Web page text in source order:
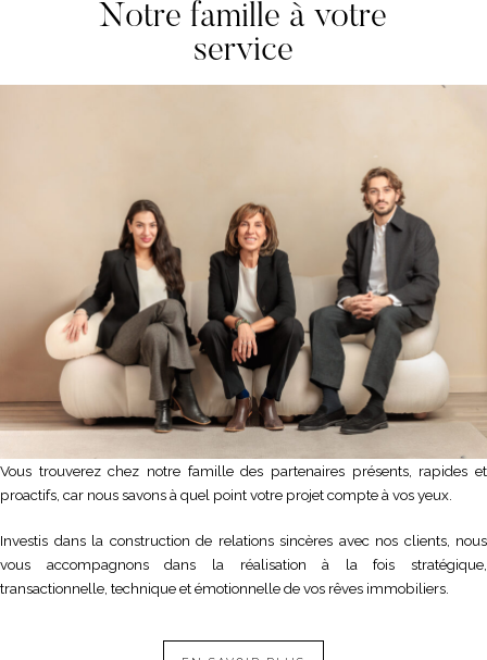
Notre famille à votre
service
Vous trouverez chez notre famille des partenaires présents, rapides et
proactifs, car nous savons à quel point votre projet compte à vos yeux.
Investis dans la construction de relations sincères avec nos clients, nous
vous accompagnons dans la réalisation à la fois stratégique,
transactionnelle, technique et émotionnelle de vos rêves immobiliers.